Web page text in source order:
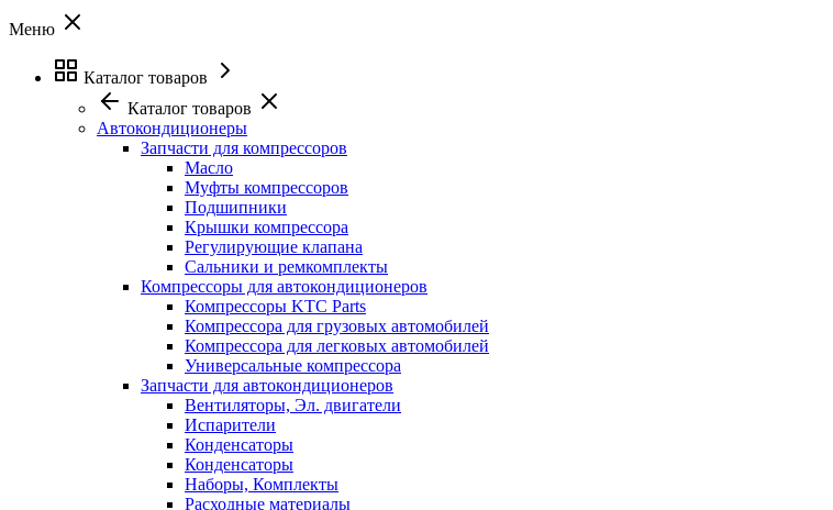
Меню
Каталог товаров
Каталог товаров
Автокондиционеры
Запчасти для компрессоров
Масло
Муфты компрессоров
Подшипники
Крышки компрессора
Регулирующие клапана
Сальники и ремкомплекты
Компрессоры для автокондиционеров
Компрессоры KTC Parts
Компрессора для грузовых автомобилей
Компрессора для легковых автомобилей
Универсальные компрессора
Запчасти для автокондиционеров
Вентиляторы, Эл. двигатели
Испарители
Конденсаторы
Конденсаторы
Наборы, Комплекты
Расходные материалы